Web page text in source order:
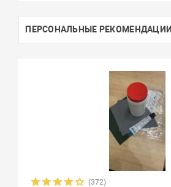
ПЕРСОНАЛЬНЫЕ РЕКОМЕНДАЦИИ
(372)